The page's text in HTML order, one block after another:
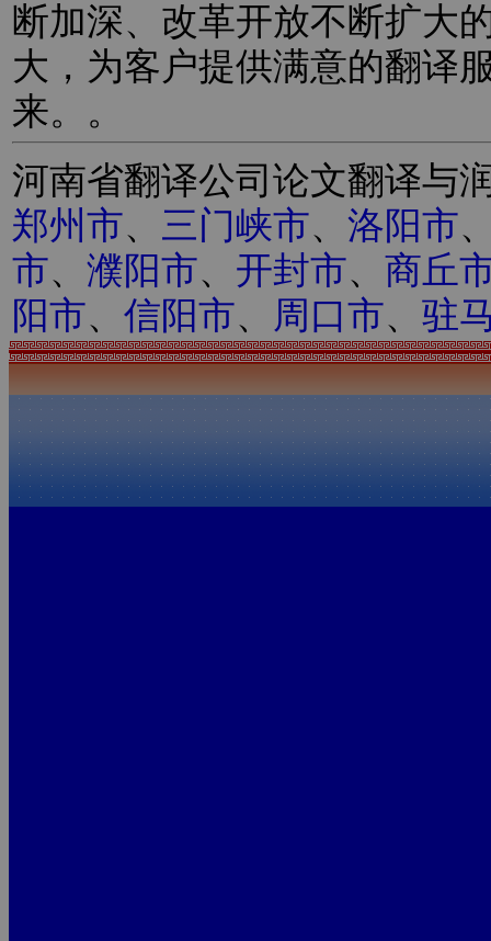
断加深、改革开放不断扩大
大，为客户提供满意的翻译
来。。
河南省翻译公司论文翻译与
郑州市、 三门峡市、 洛阳市
市、 濮阳市、 开封市、 商丘
阳市、 信阳市、 周口市、 驻